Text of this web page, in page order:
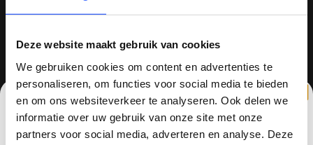
Deze website maakt gebruik van cookies
We gebruiken cookies om content en advertenties te
personaliseren, om functies voor social media te bieden
en om ons websiteverkeer te analyseren. Ook delen we
informatie over uw gebruik van onze site met onze
partners voor social media, adverteren en analyse. Deze
8.6 / 10 810 reviews
QUADCOPTER-SHOP.NL
Sinds 2014 is quadcopter-shop een bekende
speler op het gebied van drones, quadcopters,
multicopters (het beestje hoeft maar een naam